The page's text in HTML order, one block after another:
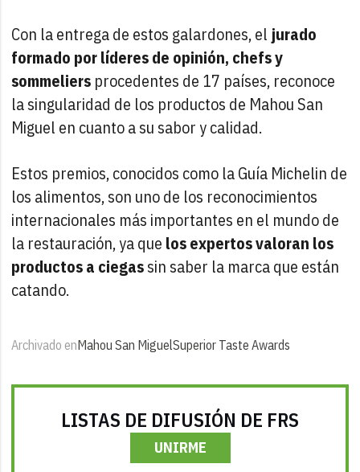
Con la entrega de estos galardones, el jurado
formado por líderes de opinión, chefs y
sommeliers procedentes de 17 países, reconoce
la singularidad de los productos de Mahou San
Miguel en cuanto a su sabor y calidad.
Estos premios, conocidos como la Guía Michelin de
los alimentos, son uno de los reconocimientos
internacionales más importantes en el mundo de
la restauración, ya que los expertos valoran los
productos a ciegassin saber la marca que están
catando.
Archivado enMahou San MiguelSuperior Taste Awards
LISTAS DE DIFUSIÓN DE FRS
UNIRME